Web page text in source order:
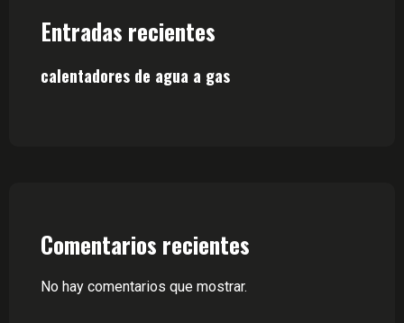
Entradas recientes
calentadores de agua a gas
Comentarios recientes
No hay comentarios que mostrar.